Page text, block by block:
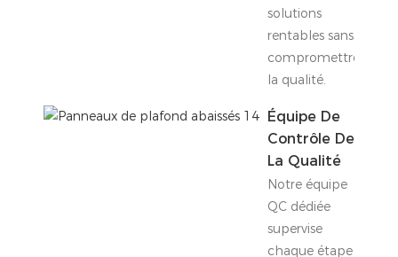
solutions
rentables sans
compromettre
la qualité.
Équipe De
Contrôle De
La Qualité
Notre équipe
QC dédiée
supervise
chaque étape